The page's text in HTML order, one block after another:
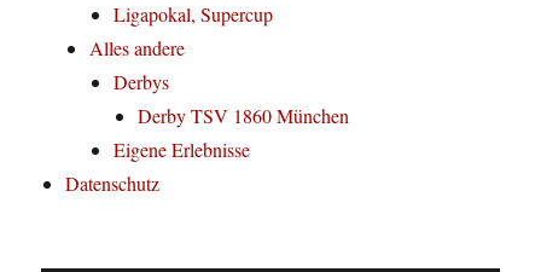
Ligapokal, Supercup
Alles andere
Derbys
Derby TSV 1860 München
Eigene Erlebnisse
Datenschutz